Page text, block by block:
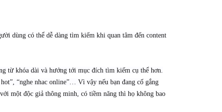
dùng có thể dễ dàng tìm kiếm khi quan tâm đến content
từ khóa dài và hướng tới mục đích tìm kiếm cụ thể hơn.
“nghe nhac online”… Vì vậy nếu bạn đang cố gắng
một độc giả thông minh, có tiềm năng thì họ không bao